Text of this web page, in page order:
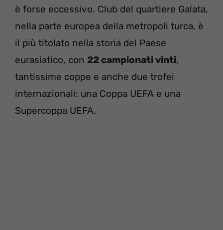
è forse eccessivo. Club del quartiere Galata,
nella parte europea della metropoli turca, è
il più titolato nella storia del Paese
eurasiatico, con 22 campionati vinti,
tantissime coppe e anche due trofei
internazionali: una Coppa UEFA e una
Supercoppa UEFA.